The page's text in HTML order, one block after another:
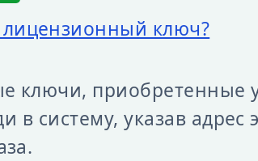
ключ?
ключи, приобретенные
в систему, указав адрес